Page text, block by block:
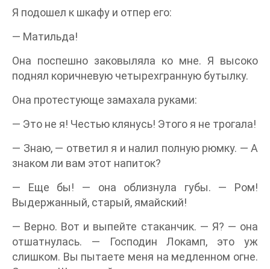
Я подошел к шкафу и отпер его:
— Матильда!
Она поспешно заковыляла ко мне. Я высоко
поднял коричневую четырехгранную бутылку.
Она протестующе замахала руками:
— Это не я! Честью клянусь! Этого я не трогала!
— Знаю, — ответил я и налил полную рюмку. — А
знаком ли вам этот напиток?
— Еще бы! — она облизнула губы. — Ром!
Выдержанный, старый, ямайский!
— Верно. Вот и выпейте стаканчик. — Я? — она
отшатнулась. — Господин Локамп, это уж
слишком. Вы пытаете меня на медленном огне.